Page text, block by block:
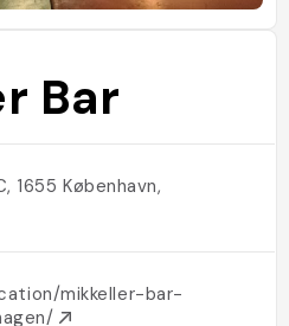
Bar
1655 København,
mikkeller-bar-